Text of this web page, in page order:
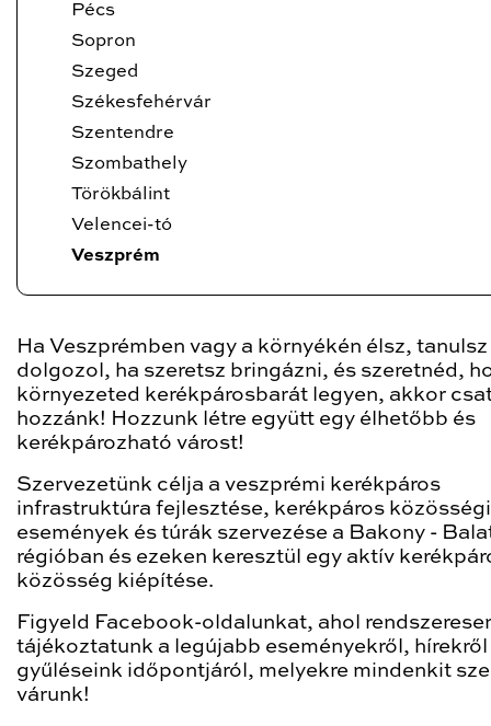
Pécs
Sopron
Szeged
Székesfehérvár
Szentendre
Szombathely
Törökbálint
Velencei-tó
Veszprém
Ha Veszprémben vagy a környékén élsz,
dolgozol, ha szeretsz bringázni, és szeretnéd,
környezeted kerékpárosbarát legyen, akkor
hozzánk! Hozzunk létre együtt egy élhetőbb és
kerékpározható várost!
Szervezetünk célja a veszprémi kerékpáros
infrastruktúra fejlesztése, kerékpáros közösségi
események és túrák szervezése a Bakony -
régióban és ezeken keresztül egy aktív
közösség kiépítése.
Figyeld Facebook-oldalunkat, ahol
tájékoztatunk a legújabb eseményekről, hírekről
gyűléseink időpontjáról, melyekre mindenkit
várunk!